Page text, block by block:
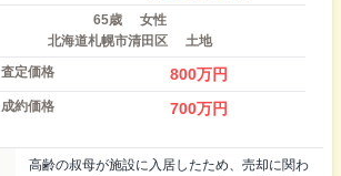
65歳
女性
北海道札幌市清田区
土地
査定価格
800万円
成約価格 700万円
高齢の叔母が施設に入居したため、売却に関わ